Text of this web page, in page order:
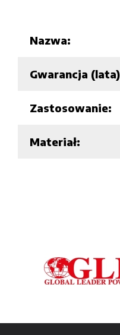
Nazwa:
Gwarancja
Zastosowanie:
Materiał: